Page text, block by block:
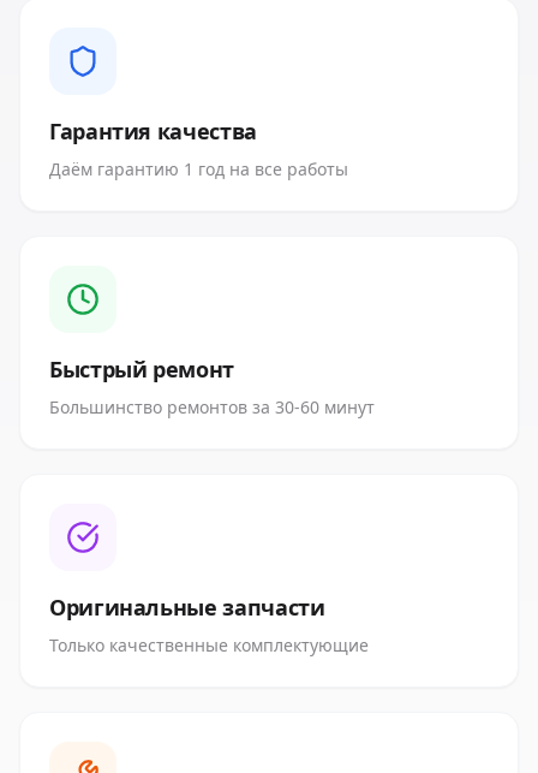
Гарантия качества
Даём гарантию 1 год на все работы
Быстрый ремонт
Большинство ремонтов за 30-60 минут
Оригинальные запчасти
Только качественные комплектующие